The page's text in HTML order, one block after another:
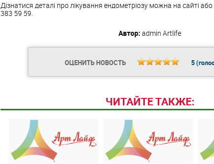
Дізнатися деталі про лікування ендометріозу можна на сайті
383 59 59.
Автор: admin Artlife
ОЦЕНИТЬ НОВОСТЬ 5
ЧИТАЙТЕ ТАКЖЕ: